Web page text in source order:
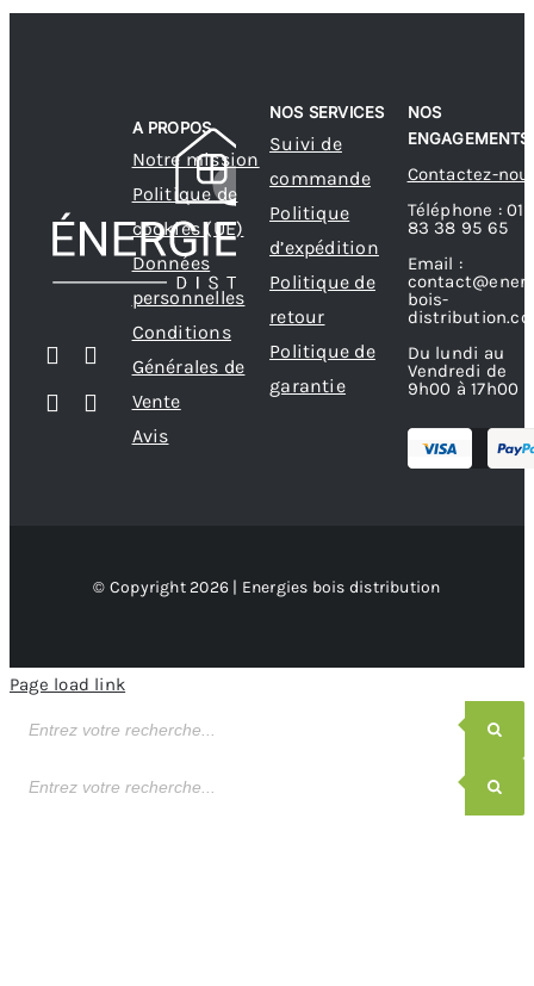
A PROPOS
Notre mission
Politique de
cookies (UE)
Données
personnelles
Conditions
Générales de
Vente
Avis
NOS SERVICES
Suivi de
commande
Politique
d’expédition
Politique de
retour
Politique de
garantie
NOS
ENGAGEMENTS
Contactez-
Téléphone : 01
83 38 95 65
Email :
bois-
Du lundi au
Vendredi de
9h00 à 17h00
© Copyright 2026 | Energies bois distribution
Page load link
de
de